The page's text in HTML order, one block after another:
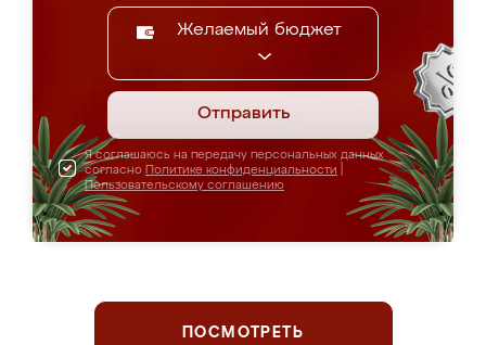
Желаемый бюджет
Отправить
Я соглашаюсь на передачу персональных данных
согласно Политике конфиденциальности
Пользовательскому соглашению
ПОСМОТРЕТЬ